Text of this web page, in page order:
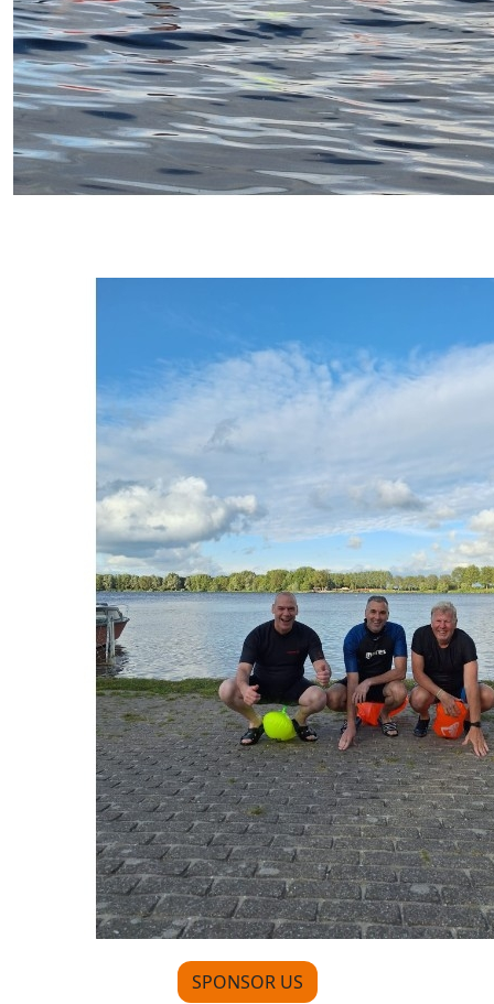
SPONSOR US